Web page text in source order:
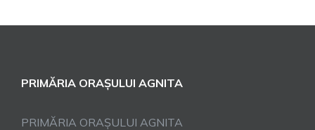
PRIMĂRIA ORAȘULUI AGNITA
PRIMĂRIA ORAȘULUI AGNITA